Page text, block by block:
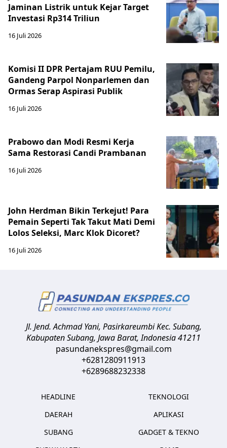
Jaminan Listrik untuk Kejar Target
Investasi Rp314 Triliun
16 Juli 2026
Komisi II DPR Pertajam RUU Pemilu,
Gandeng Parpol Nonparlemen dan
Ormas Serap Aspirasi Publik
16 Juli 2026
Prabowo dan Modi Resmi Kerja
Sama Restorasi Candi Prambanan
16 Juli 2026
John Herdman Bikin Terkejut! Para
Pemain Seperti Tak Takut Mati Demi
Lolos Seleksi, Marc Klok Dicoret?
16 Juli 2026
Jl. Jend. Achmad Yani, Pasirkareumbi Kec. Subang,
Kabupaten Subang, Jawa Barat,Indonesia41211
pasundanekspres@gmail.com
+6281280911913
+6289688232338
HEADLINE
DAERAH
SUBANG
TEKNOLOGI
APLIKASI
GADGET & TEKNO